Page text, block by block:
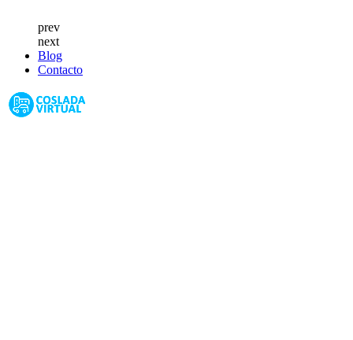
prev
next
Blog
Contacto